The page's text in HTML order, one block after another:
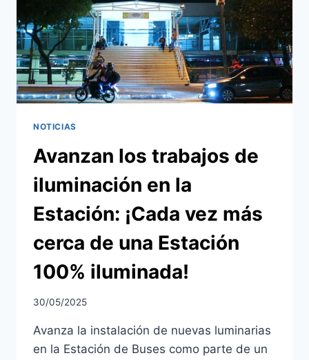
Y
MEJOR
CIRCULACIÓN
NOTICIAS
Avanzan los trabajos de
iluminación en la
Estación: ¡Cada vez más
cerca de una Estación
100% iluminada!
30/05/2025
Avanza la instalación de nuevas luminarias
en la Estación de Buses como parte de un